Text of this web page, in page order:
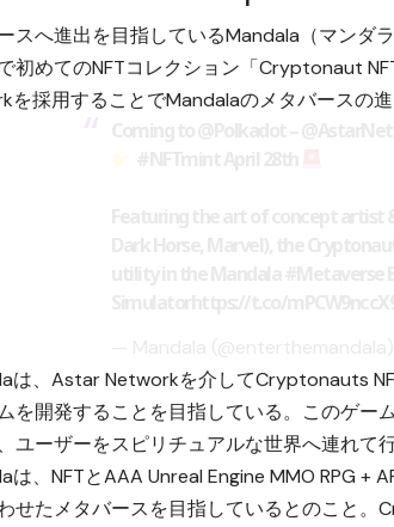
スへ進出を目指しているMandala（マン
初めてのNFTコレクション「Cryptonaut
を採用することでMandalaのメタバースの進
は、Astar Networkを介してCryptonauts
を開発することを目指している。このゲー
ユーザーをスピリチュアルな世界へ連れて
は、NFTとAAA Unreal Engine MMO RPG +
せたメタバースを目指しているとのこと